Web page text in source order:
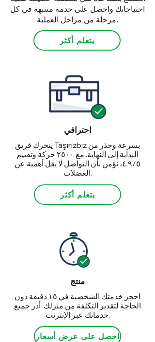
احتياجاتك واحصل على خدمة منتبهة في كل
مرحلة من مراحل العملية.
يتعلم أكثر
احترافي
يتحرك فريق Taşırizbiz بسرعة وحذر من
البداية إلى النهاية. مع ٢٥٠٠ حركة وتقييم
٤.٩/٥، نؤمن بأن التواصل لا يقل أهمية عن
العضلات.
يتعلم أكثر
منتج
احجز خدمتك الشخصية في ١٥ دقيقة دون
الحاجة لتقدير التكلفة من منزلك. أدر جميع
خدماتك عبر الإنترنت.
احصل على عرض أسعار